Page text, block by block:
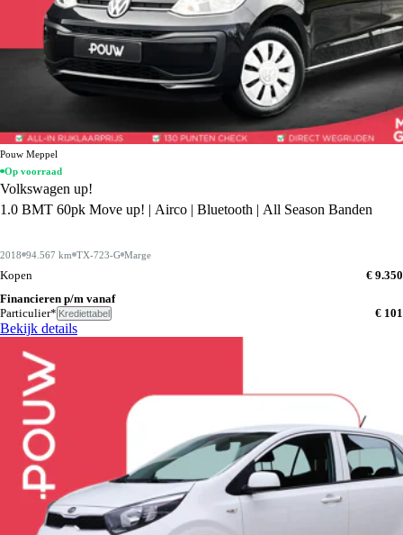
Pouw Meppel
Op voorraad
Volkswagen up!
1.0 BMT 60pk Move up! | Airco | Bluetooth | All Season Banden
2018 94.567 km TX-723-G Marge
Kopen
€ 9.350
Financieren p/m vanaf
Particulier* Krediettabel € 101
Bekijk details